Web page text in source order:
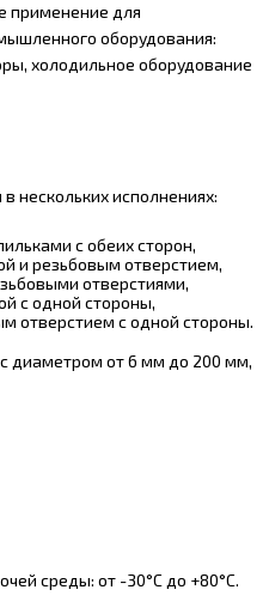
применение для
оборудования:
холодильное оборудование
нескольких исполнениях:
с обеих сторон,
и резьбовым отверстием,
отверстиями,
с одной стороны,
отверстием с одной стороны.
диаметром от 6 мм до 200 мм,
среды: от -30°С до +80°С.